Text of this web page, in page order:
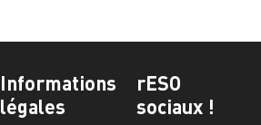
Informations
légales
rESO
sociaux !